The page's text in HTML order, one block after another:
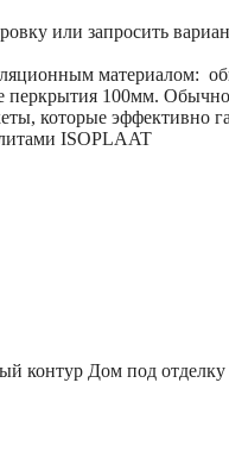
или запросить
материалом:
перкрытия 100мм.
которые эффективно
ISOPLAAT
контур Дом под отделку